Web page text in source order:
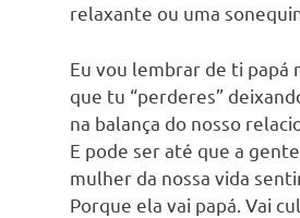
relaxante ou uma
Eu vou lembrar de ti papá
que tu “perderes”
na balança do nosso
E pode ser até que a
mulher da nossa vida
Porque ela vai papá. Vai